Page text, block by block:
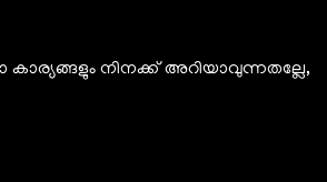
നിനക്ക് അറിയാവുന്നതല്ലേ,